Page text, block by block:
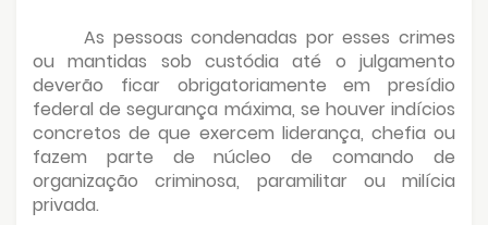
As pessoas condenadas por esses crimes
ou mantidas sob custódia até o julgamento
deverão ficar obrigatoriamente em presídio
federal de segurança máxima, se houver indícios
concretos de que exercem liderança, chefia ou
fazem parte de núcleo de comando de
organização criminosa, paramilitar ou milícia
privada.